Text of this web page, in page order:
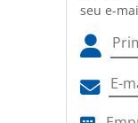
seu e-